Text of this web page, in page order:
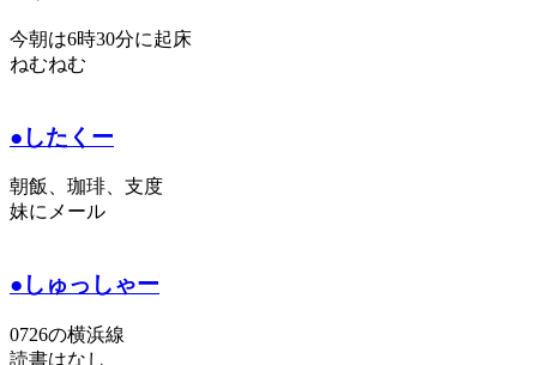
今朝は6時30分に起床
ねむねむ
●したくー
朝飯、珈琲、支度
妹にメール
●しゅっしゃー
0726の横浜線
読書はなし